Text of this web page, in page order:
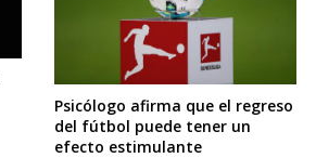
Psicólogo afirma que el regreso
del fútbol puede tener un
efecto estimulante